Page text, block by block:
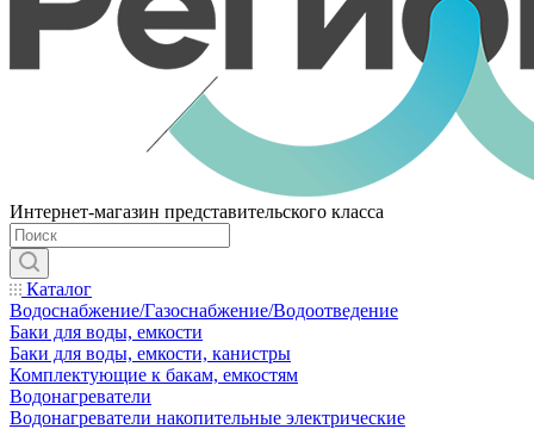
Интернет-магазин представительского класса
Каталог
Водоснабжение/Газоснабжение/Водоотведение
Баки для воды, емкости
Баки для воды, емкости, канистры
Комплектующие к бакам, емкостям
Водонагреватели
Водонагреватели накопительные электрические